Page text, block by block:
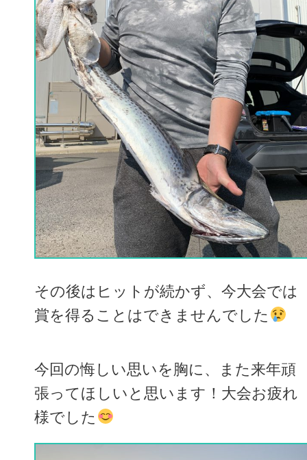
その後はヒットが続かず、今大会では
賞を得ることはできませんでした
今回の悔しい思いを胸に、また来年頑
張ってほしいと思います！大会お疲れ
様でした